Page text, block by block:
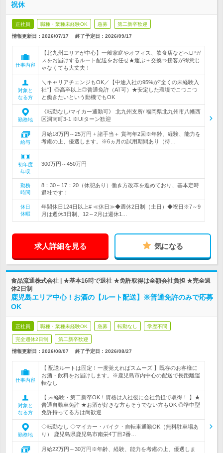
祝休
正社員 職種・業種未経験OK 急募 第二新卒歓迎
情報更新日：2026/07/17 終了予定日： 2026/09/17
仕事内容
【北九州エリアが中心】一般家庭やオフィス、飲食店などへLPガ
スをお届けするルート配送をお任せ★運ぶ＋交換⇒接客が得意じ
ゃなくても大丈夫！
対象と
なる方
＼キャリアチェンジもOK／【中途入社の95%が”全くの未経験入
社"】◎高卒以上◎普通免許（AT可）★安定した環境でこつこつ
と働きたいという動機でもOK
勤務地
《転勤なし/マイカー通勤可》 北九州支所/ 福岡県北九州市八幡西
区洞南町3-1 ※UIターン歓迎
給与
月給18万円～25万円 + 諸手当＋ 賞与年2回※年齢、経験、能力を
考慮の上、優遇します。※6ヵ月の試用期間あり（待…
初年度
年収
300万円～450万円
勤務
時間
8：30～17：20（休憩あり）働き方改革を進めており、基本定時
退社です！
休日
休暇
年間休日124日以上# ≪休日≫◆週休2日制（土日）◆祝日※7～9
月は週休3日制、12～2月は週休1…
求人詳細を見る 気になる
食品流通株式会社 | ★基本16時で退社 ★免許取得は全額会社負担 ★完全週
休2日制
鹿児島エリア中心！お酒の【ルート配送】※普通免許のみで応募
OK
正社員 職種・業種未経験OK 急募 転勤なし 学歴不問
完全週休2日制 第二新卒歓迎
情報更新日：2026/08/07 終了予定日： 2026/08/27
仕事内容
【 配送ルートは固定！一度覚えればスムーズ 】既存のお客様に
お酒・飲料をお届けします。※鹿児島市内中心の配送で長距離運
転なし
対象と
なる方
【 未経験・第二新卒OK！資格は入社後に会社負担で取得！ 】★
普通自動車免許 ★お酒が好きな方もそうでない方もOK ◎準中型
免許持ってる方は尚歓迎
勤務地
◇転勤なし ◇マイカー・バイク・自転車通勤OK（無料駐車場あ
り） 鹿児島県鹿児島市南栄4丁目2番…
月給22万円～30万円※年齢、経験、能力を考慮の上、優遇しま